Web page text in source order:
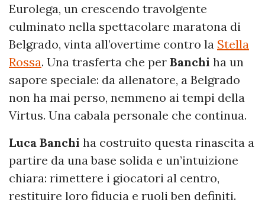
Eurolega, un crescendo travolgente
culminato nella spettacolare maratona di
Belgrado, vinta all’overtime contro la Stella
Rossa. Una trasferta che per Banchi ha un
sapore speciale: da allenatore, a Belgrado
non ha mai perso, nemmeno ai tempi della
Virtus. Una cabala personale che continua.
Luca Banchi ha costruito questa rinascita a
partire da una base solida e un’intuizione
chiara: rimettere i giocatori al centro,
restituire loro fiducia e ruoli ben definiti.